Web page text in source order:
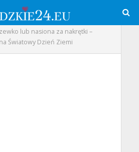
lub nasiona za nakrętki –
Światowy Dzień Ziemi